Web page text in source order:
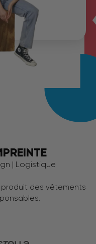
| Logistique
produit des vêtements